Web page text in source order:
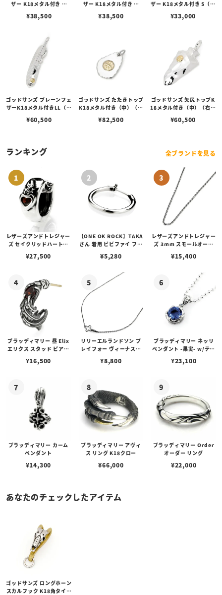
ザー K18メタル付き M
¥38,500
ザー K18メタル付き M
¥38,500
ザー K18メタル付き S（左
¥33,000
ゴッドサンズ プレーンフェ
ザーK18メタル付きLL（右
¥60,500
ゴッドサンズ たたきトップ
K18メタル付き（中）（右
¥82,500
ゴッドサンズ 矢尻トップK
18メタル付き（中）（右向
¥60,500
ランキング 全ブランドを見る
レザーズアンドトレジャー
ズ セイクリッドハートピ
¥27,500
【ONE OK ROCK】TAKA
さん 着用 ビビファイ フー
¥5,280
レザーズアンドトレジャー
ズ 3mm スモールオーバ
ブスタークラスプ＆LTロ
¥15,400
ブラッディマリー 昼 Elix
エリクス スタッド ピアス
¥16,500
リリーエルランドソン プ
レイフォー ヴィーナスチ
¥8,800
ブラッディマリー ネッリ
ペンダント -果実- w/ティ
¥23,100
ブラッディマリー カーム
ペンダント
¥14,300
ブラッディマリー アヴィ
ス リング K18クロー
¥66,000
ブラッディマリー Order
オーダー リング
¥22,000
あなたのチェックしたアイテム
ゴッドサンズ ロングホーン
スカルフック K18角タイプ